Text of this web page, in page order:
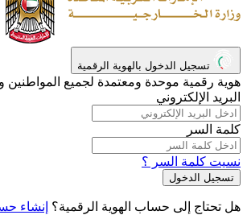
هوية رقمية موحدة ومعتمدة لجميع المواطنين
البريد الإلكتروني
كلمة السر
نسيت كلمة السر ؟
هل تحتاج إلى حساب الهوية الرقمية؟ إنشاء